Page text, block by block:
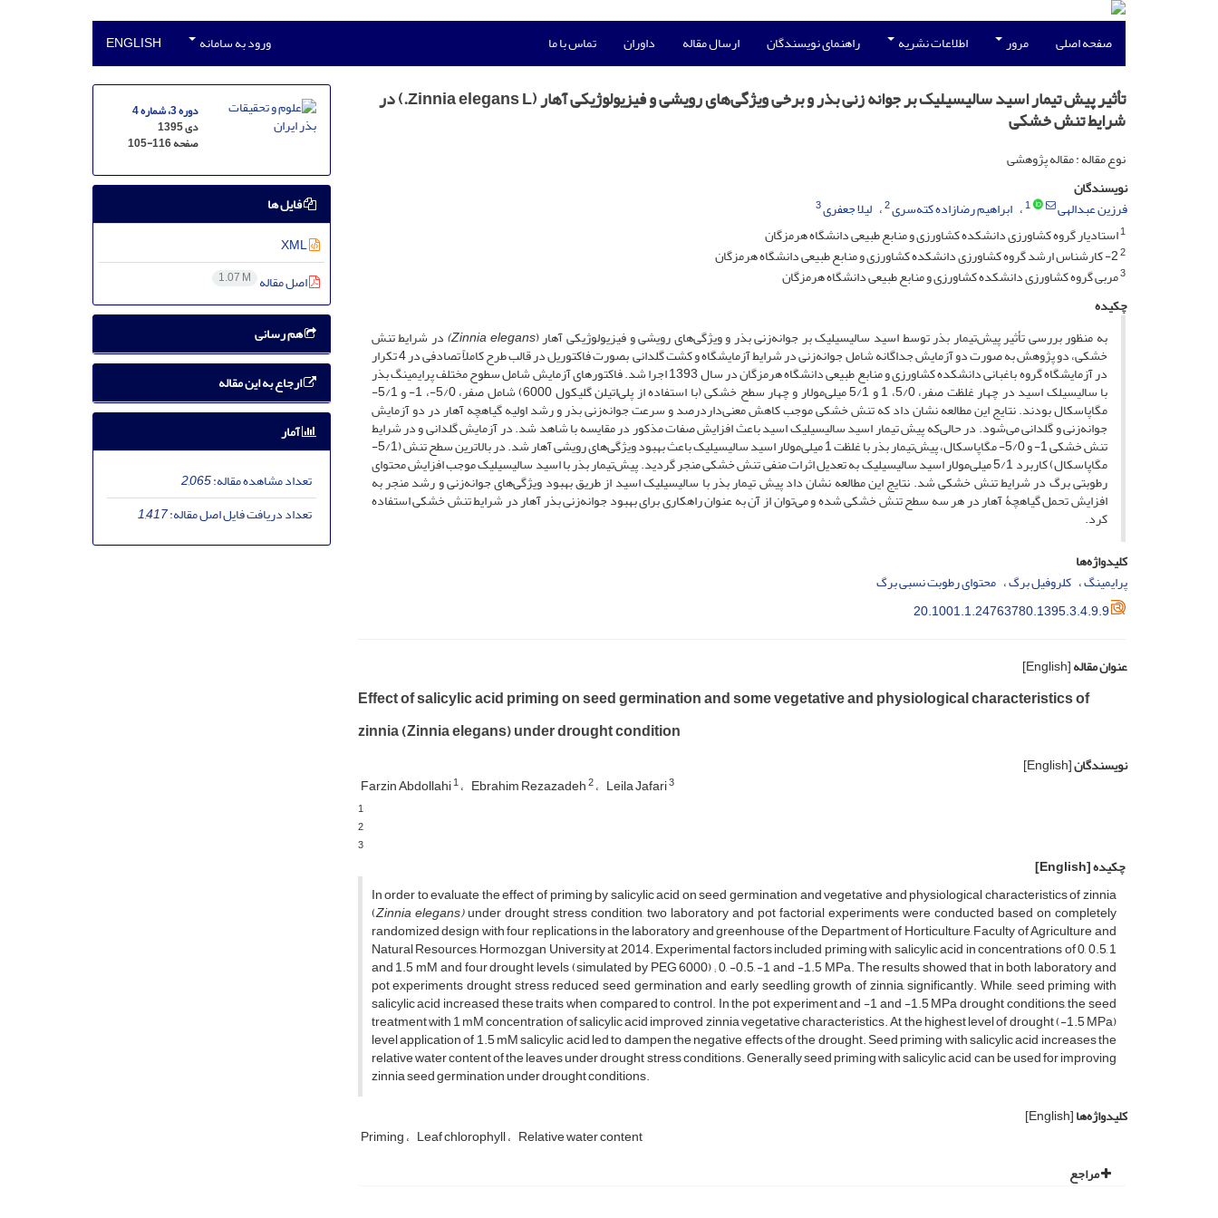
صفحه اصلی مرور اطلاعات نشریه راهنمای نویسندگان ارسال مقاله داوران تماس با ما ورود به سامانه ENGLISH
تأثیر پیش تیمار اسید سالیسیلیک بر جوانه زنی بذر و برخی ویژگی‌های رویشی و فیزیولوژیکی آهار (Zinnia elegans L.) در
شرایط تنش خشکی
نوع مقاله : مقاله پژوهشی
نویسندگان
فرزین عبدالهی
1 ابراهیم رضا‌زاده کته‌سری2 لیلا جعفری3
1استادیار گروه کشاورزی دانشکده کشاورزی و منابع طبیعی دانشگاه هرمزگان
2
3مربی گروه کشاورزی دانشکده کشاورزی و منابع طبیعی دانشگاه هرمزگان
چکیده
به منظور بررسی تأثیر پیش‌تیمار بذر توسط اسید سالیسیلیک بر جوانه‌زنی بذر و ویژگی‌های رویشی و فیزیولوژیکی آهار (Zinnia elegans) در شرایط تنش
خشکی، دو پژوهش به صورت دو آزمایش‌ جداگانه شامل جوانه‌زنی در شرایط آزمایشگاه و کشت گلدانی بصورت فاکتوریل در قالب طرح کاملاً تصادفی در 4 تکرار
در آزمایشگاه گروه باغبانی دانشکده کشاورزی و منابع طبیعی دانشگاه هرمزگان در سال 1393 اجرا شد. فاکتورهای آزمایش شامل سطوح مختلف پرایمینگ بذر
با سالیسیلک اسید در چهار غلظت صفر، 5/0، 1 و 5/1 میلی‌مولار و چهار سطح خشکی (با استفاده از پلی‌اتیلن گلیکول 6000) شامل صفر، 5/0-، 1- و 5/1-
مگاپاسکال بودند. نتایج این مطالعه نشان داد که تنش خشکی موجب کاهش معنی‌داردرصد و سرعت جوانه‌زنی بذر و رشد اولیه گیاهچه آهار در دو آزمایش
جوانه‌زنی و گلدانی ‌می‌شود. در حالی‌که پیش تیمار اسید سالیسیلیک اسید باعث افزایش صفات مذکور در مقایسه با شاهد شد. در آزمایش گلدانی و در شرایط
تنش خشکی 1- و 5/0- مگاپاسکال، پیش‌تیمار بذر با غلظت 1 میلی‌مولار اسید سالیسیلیک باعث بهبود ویژگی‌های رویشی آهار شد. در بالاترین سطح تنش (5/1-
مگاپاسکال) کاربرد 5/1 میلی‌مولار اسید سالیسیلیک به تعدیل اثرات منفی تنش خشکی منجر گردید. پیش‌تیمار بذر با اسید سالیسیلیک موجب افزایش محتوای
رطوبتی برگ در شرایط تنش خشکی شد. نتایج این مطالعه نشان داد پیش تیمار بذر با سالیسیلیک اسید از طریق بهبود ویژگی‌های جوانه‌زنی و رشد منجر به
افزایش تحمل گیاهچۀ آهار در هر سه سطح تنش خشکی شده و می‌توان از آن به عنوان راهکاری برای بهبود جوانه‌زنی بذر آهار در شرایط تنش خشکی استفاده
کرد.
کلیدواژه‌ها
پرایمینگ کلروفیل برگ محتوای رطوبت نسبی برگ
20.1001.1.24763780.1395.3.4.9.9
عنوان مقاله[English]
Effect of salicylic acid priming on seed germination and some vegetative and physiological characteristics of
zinnia (Zinnia elegans) under drought condition
نویسندگان[English]
Farzin Abdollahi1 Ebrahim Rezazadeh2 Leila Jafari3
1
2
3
چکیده[English]
In order to evaluate the effect of priming by salicylic acid on seed germination and vegetative and physiological characteristics of zinnia
(Zinnia elegans)under drought stress condition, two laboratory and pot factorial experiments were conducted based on completely
randomized design with four replications in the laboratory and greenhouse of the Department of Horticulture, Faculty of Agriculture and
Natural Resources, Hormozgan University at 2014. Experimental factors included priming with salicylic acid in concentrations of 0, 0.5, 1
and 1.5 mM and four drought levels (simulated by PEG 6000) ; 0, -0.5, -1 and -1.5 MPa. The results showed that in both laboratory and
pot experiments drought stress reduced seed germination and early seedling growth of zinnia, significantly. While, seed priming with
salicylic acid increased these traits when compared to control. In the pot experiment and -1 and -1.5 MPa drought conditions, the seed
treatment with 1 mM concentration of salicylic acid improved zinnia vegetative characteristics. At the highest level of drought (-1.5 MPa)
level application of 1.5 mM salicylic acid led to dampen the negative effects of the drought. Seed priming with salicylic acid increases the
relative water content of the leaves under drought stress conditions. Generally seed priming with salicylic acid can be used for improving
zinnia seed germination under drought conditions.
کلیدواژه‌ها[English]
Priming Leaf chlorophyll Relative water content
مراجع
دوره 3، شماره 4
دی 1395
صفحه105-116
فایل ها
XML
اصل مقاله 1.07 M
هم رسانی
ارجاع به این مقاله
آمار
تعداد مشاهده مقاله:2,065
تعداد دریافت فایل اصل مقاله:1,417